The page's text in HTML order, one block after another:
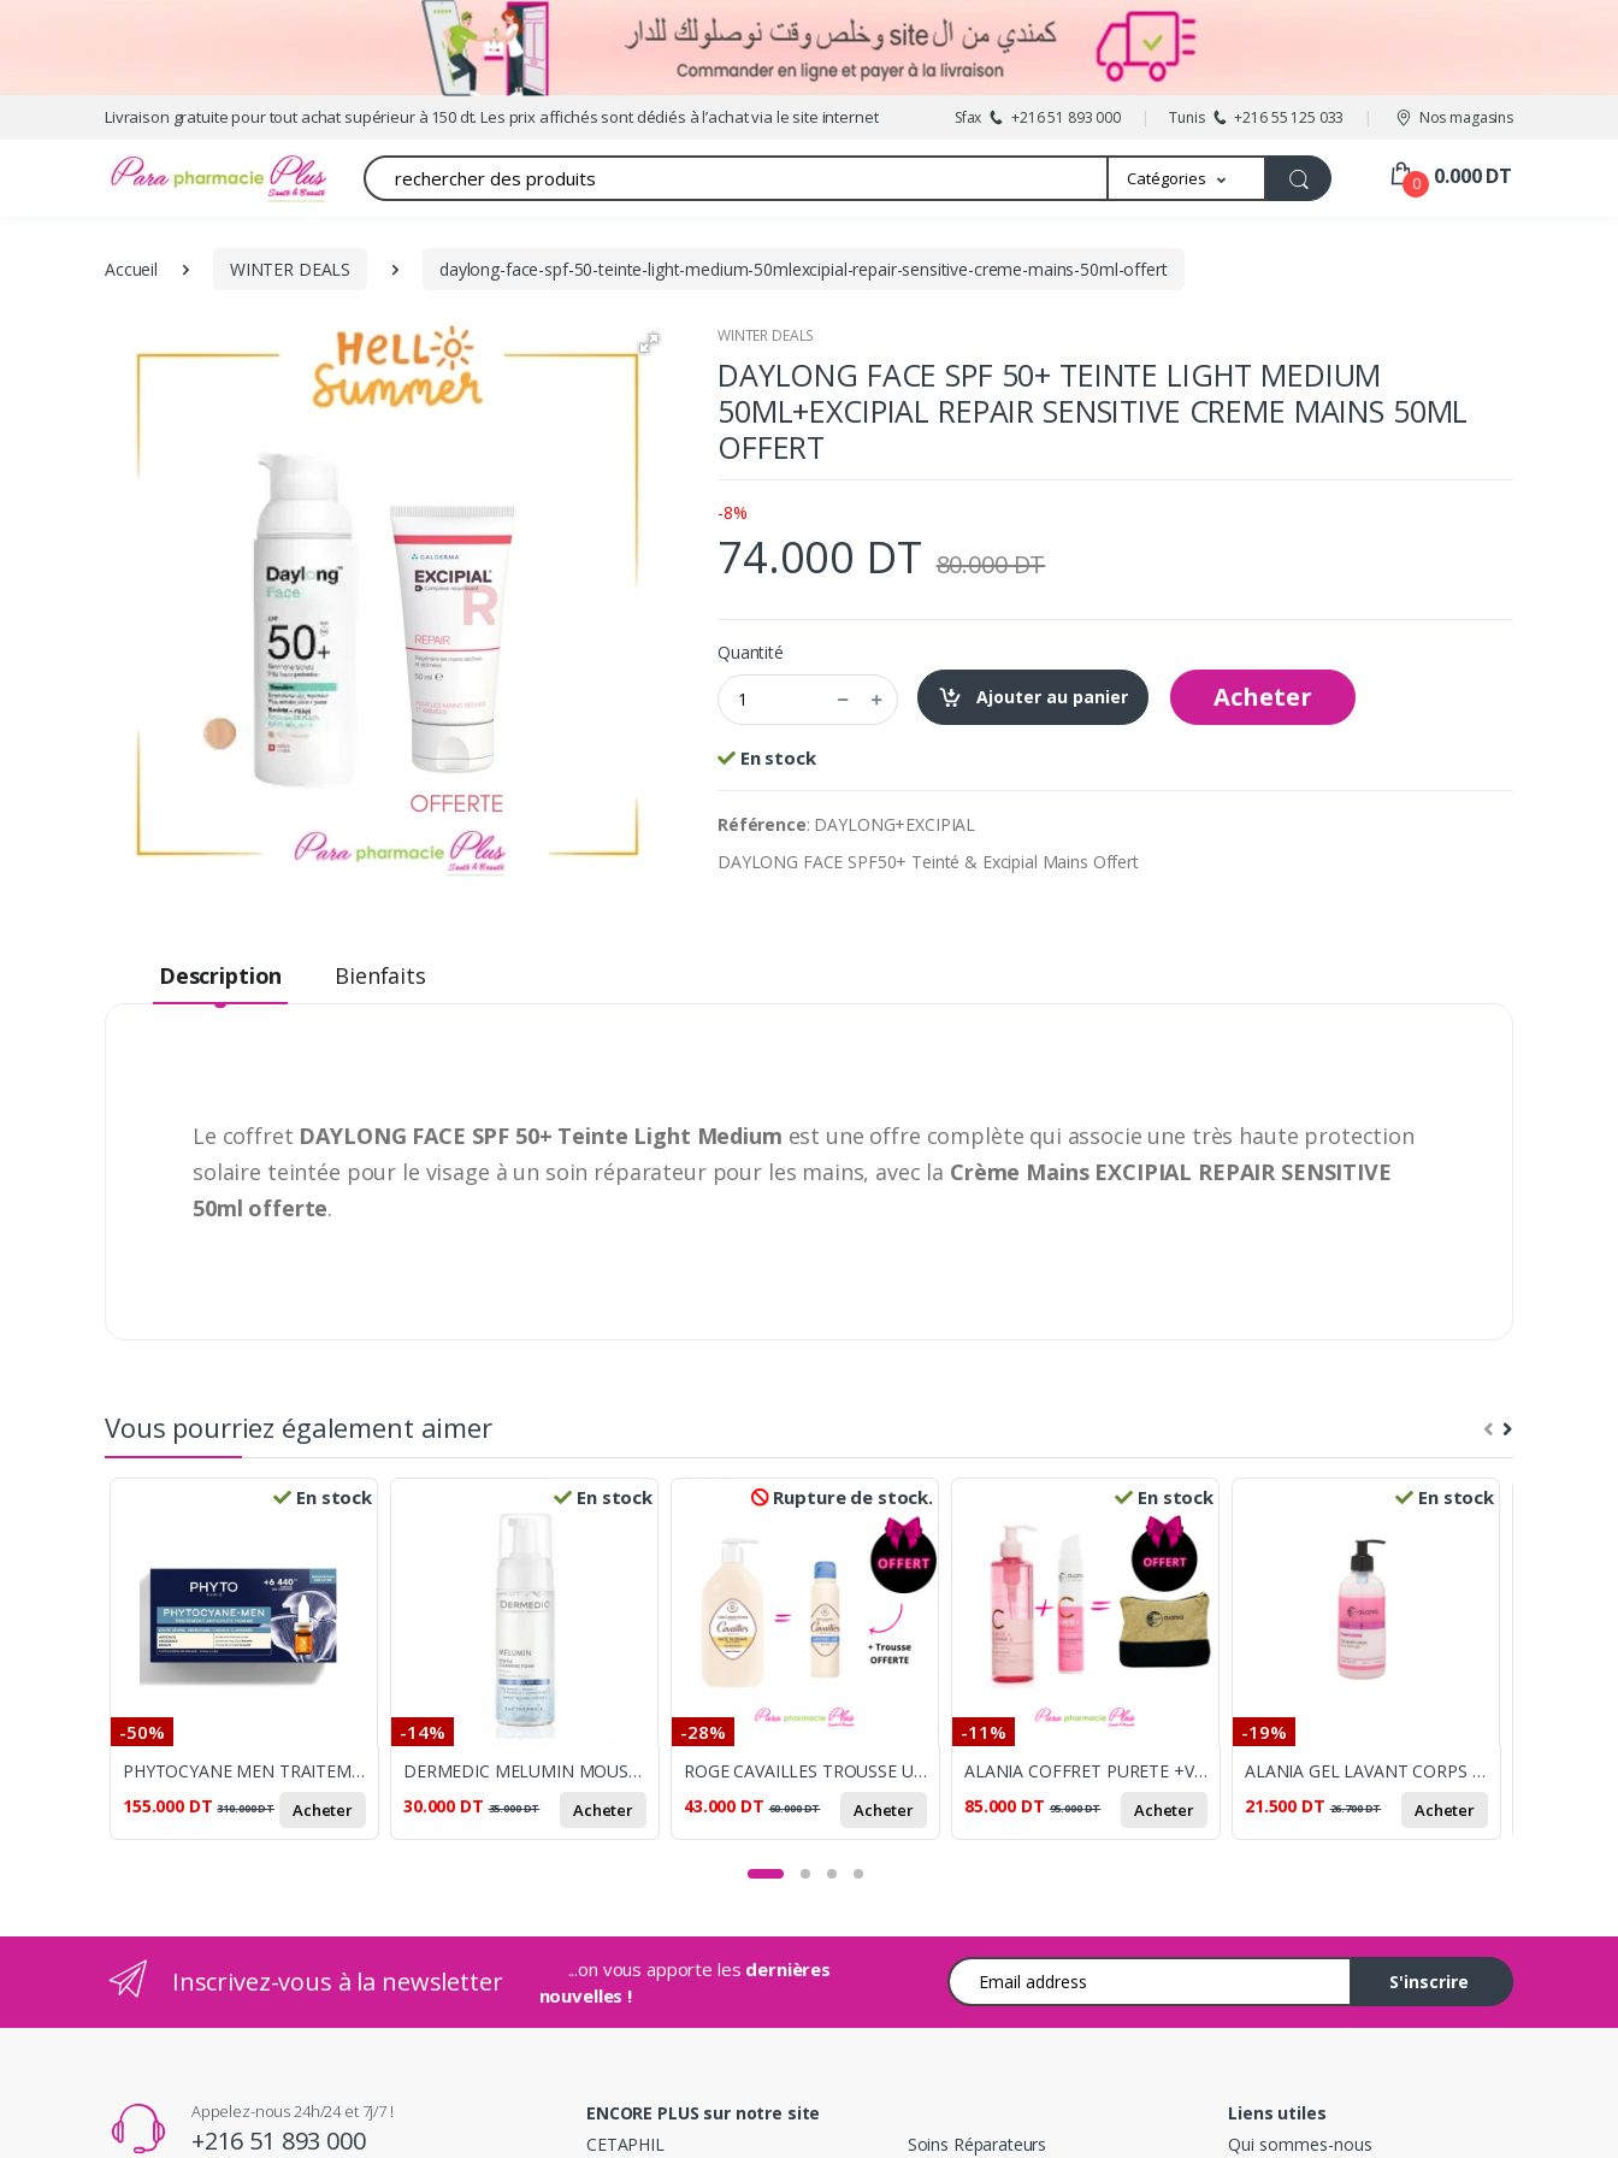
Livraison gratuite pour tout achat supérieur à 150 dt. Les prix affichés sont dédiés à l’achat via le site internet Sfax +216 51 893 000 Tunis +216 55 125 033 Nos magasins
Recherche Catégories 0 0.000 DT
Accueil WINTER DEALS daylong-face-spf-50-teinte-light-medium-50mlexcipial-repair-sensitive-creme-mains-50ml-offert
WINTER DEALS
DAYLONG FACE SPF 50+ TEINTE LIGHT MEDIUM
50ML+EXCIPIAL REPAIR SENSITIVE CREME MAINS 50ML
OFFERT
-8%
74.000 DT 80.000 DT
Quantité
Ajouter au panier
Acheter
En stock
Référence: DAYLONG+EXCIPIAL
DAYLONG FACE SPF50+ Teinté & Excipial Mains Offert
Description Bienfaits
Le coffret DAYLONG FACE SPF 50+ Teinte Light Medium est une offre complète qui associe une très haute protection
solaire teintée pour le visage à un soin réparateur pour les mains, avec la Crème Mains EXCIPIAL REPAIR SENSITIVE
50ml offerte.
Vous pourriez également aimer
En stock
-50%
PHYTOCYANE MEN TRAITEMENT ANTI-CHUTE HOMME 12*3,5ML
155.000 DT 310.000DT Acheter
En stock
-14%
DERMEDIC MELUMIN MOUSSE NETTOYANTE 170ML
30.000 DT 35.000DT Acheter
Rupture de stock.
-28%
ROGE CAVAILLES TROUSSE UHT CREME LAVANTE+DEO 20ML OFFERT
43.000 DT 60.000DT Acheter
En stock
-11%
ALANIA COFFRET PURETE +VIT C CREME HYDRATANTE 50ML+ ALANIA GEL NETTOYANT 250ML+TROUSSE OFFERT
85.000 DT 95.000DT Acheter
En stock
-19%
ALANIA GEL LAVANT CORPS ROSE BOISEE 350ML
21.500 DT 26.700DT Acheter
Inscrivez-vous à la newsletter ...on vous apporte les dernières
nouvelles !
Adresse e-mail
S'inscrire
Appelez-nous 24h/24 et 7j/7 !
+216 51 893 000
ENCORE PLUS sur notre site
CETAPHIL
Soins Réparateurs
Liens utiles
Qui sommes-nous